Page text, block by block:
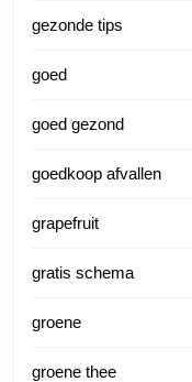
gezonde tips
goed
goed gezond
goedkoop afvallen
grapefruit
gratis schema
groene
groene thee